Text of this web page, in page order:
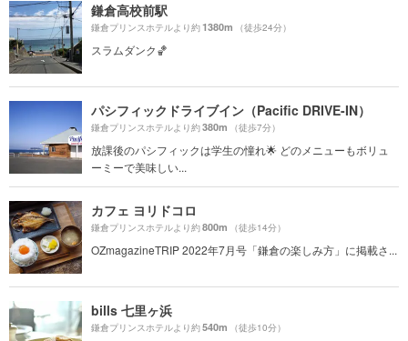
鎌倉高校前駅
鎌倉プリンスホテルより約1380m （徒歩24分）
スラムダンク🏀
パシフィックドライブイン（Pacific DRIVE-IN）
鎌倉プリンスホテルより約380m （徒歩7分）
放課後のパシフィックは学生の憧れ🌟 どのメニューもボリュ
ーミーで美味しい...
カフェ ヨリドコロ
鎌倉プリンスホテルより約800m （徒歩14分）
OZmagazineTRIP 2022年7月号「鎌倉の楽しみ方」に掲載さ...
bills 七里ヶ浜
鎌倉プリンスホテルより約540m （徒歩10分）